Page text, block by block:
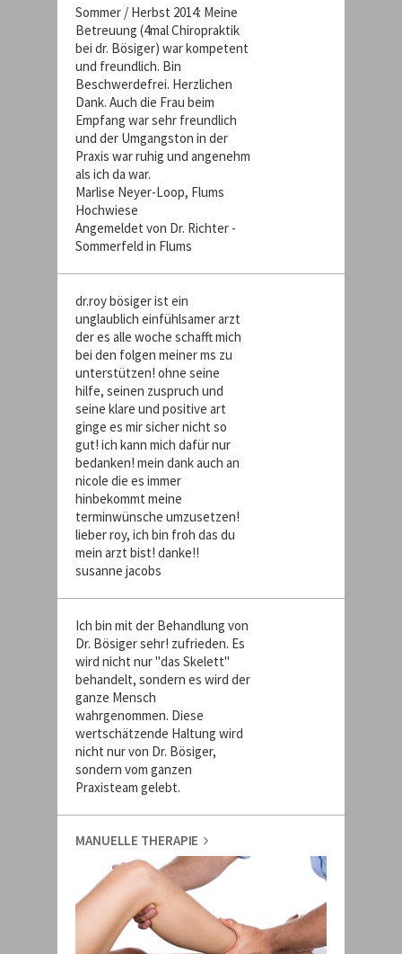
Sommer / Herbst 2014: Meine
Betreuung (4mal Chiropraktik
bei dr. Bösiger) war kompetent
und freundlich. Bin
Beschwerdefrei. Herzlichen
Dank. Auch die Frau beim
Empfang war sehr freundlich
und der Umgangston in der
Praxis war ruhig und angenehm
als ich da war.
Marlise Neyer-Loop, Flums
Hochwiese
Angemeldet von Dr. Richter -
Sommerfeld in Flums
dr.roy bösiger ist ein
unglaublich einfühlsamer arzt
der es alle woche schafft mich
bei den folgen meiner ms zu
unterstützen! ohne seine
hilfe, seinen zuspruch und
seine klare und positive art
ginge es mir sicher nicht so
gut! ich kann mich dafür nur
bedanken! mein dank auch an
nicole die es immer
hinbekommt meine
terminwünsche umzusetzen!
lieber roy, ich bin froh das du
mein arzt bist! danke!!
susanne jacobs
Ich bin mit der Behandlung von
Dr. Bösiger sehr! zufrieden. Es
wird nicht nur "das Skelett"
behandelt, sondern es wird der
ganze Mensch
wahrgenommen. Diese
wertschätzende Haltung wird
nicht nur von Dr. Bösiger,
sondern vom ganzen
Praxisteam gelebt.
MANUELLE THERAPIE